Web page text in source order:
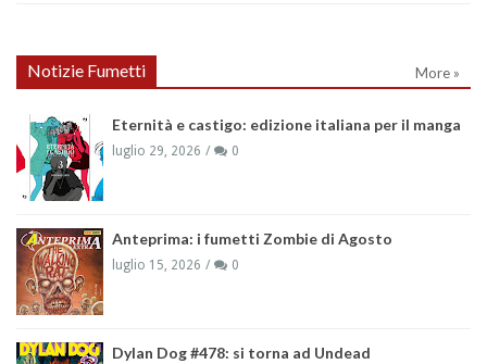
Notizie Fumetti More »
Eternità e castigo: edizione italiana per il manga
luglio 29, 2026 0
Anteprima: i fumetti Zombie di Agosto
luglio 15, 2026 0
Dylan Dog #478: si torna ad Undead